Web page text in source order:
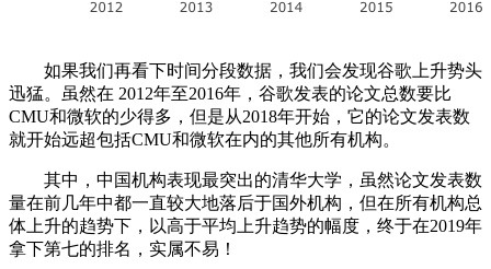
如果我们再看下时间分段数据，我们会发现谷歌上升势头
迅猛。虽然在 2012年至2016年，谷歌发表的论文总数要比
CMU和微软的少得多，但是从2018年开始，它的论文发表数
就开始远超包括CMU和微软在内的其他所有机构。
其中，中国机构表现最突出的清华大学，虽然论文发表数
量在前几年中都一直较大地落后于国外机构，但在所有机构总
体上升的趋势下，以高于平均上升趋势的幅度，终于在2019年
拿下第七的排名，实属不易！